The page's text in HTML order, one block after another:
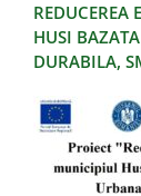
HUSI
DURABILA,